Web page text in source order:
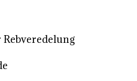
Rebveredelung